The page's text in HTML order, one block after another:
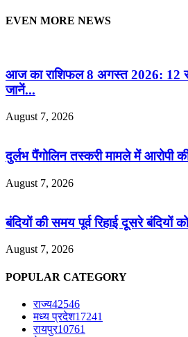
EVEN MORE NEWS
आज का राशिफल 8 अगस्त 2026: 12
जानें...
August 7, 2026
दुर्लभ पैंगोलिन तस्करी मामले में आरोपी
August 7, 2026
बंदियों की समय पूर्व रिहाई दूसरे
August 7, 2026
POPULAR CATEGORY
राज्य42546
मध्य प्रदेश17241
रायपुर10761